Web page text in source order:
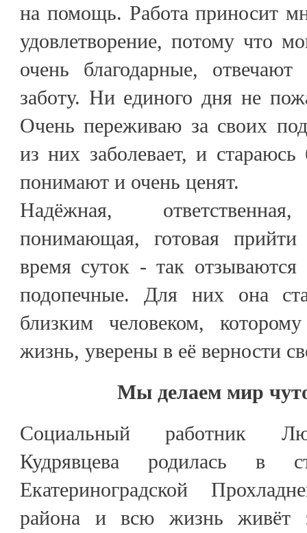
на помощь. Работа приносит
удовлетворение, потому что
очень благодарные,
заботу. Ни единого дня не
Очень переживаю за своих
из них заболевает, и
понимают и очень ценят.
Надёжная,
понимающая, готовая
время суток - так
подопечные. Для них она
близким человеком,
жизнь, уверены в её верности
Мы делаем мир
Социальный работник
Кудрявцева родилась в
Екатериноградской
района и всю жизнь живёт